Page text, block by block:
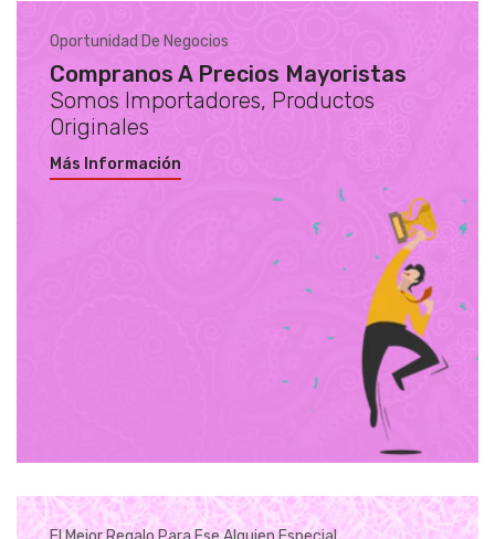
Oportunidad De Negocios
Compranos A Precios Mayoristas
Somos Importadores, Productos
Originales
Más Información